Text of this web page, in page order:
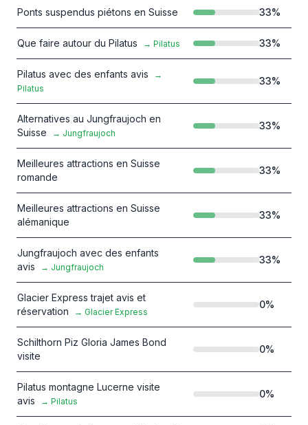
Ponts suspendus piétons en Suisse 33%
Que faire autour du Pilatus → Pilatus 33%
Pilatus avec des enfants avis
→
Pilatus
33%
Alternatives au Jungfraujoch en
Suisse
→ Jungfraujoch
33%
Meilleures attractions en Suisse
romande
33%
Meilleures attractions en Suisse
alémanique
33%
Jungfraujoch avec des enfants
avis
→ Jungfraujoch
33%
Glacier Express trajet avis et
réservation
→ Glacier Express
0%
Schilthorn Piz Gloria James Bond
visite
0%
Pilatus montagne Lucerne visite
avis
→ Pilatus
0%